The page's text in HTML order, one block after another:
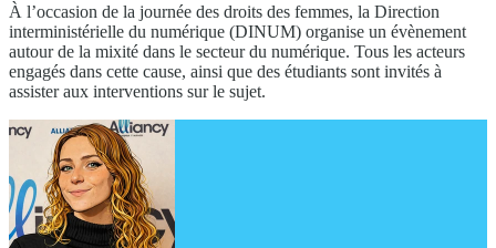
À l’occasion de la journée des droits des femmes, la Direction
interministérielle du numérique (DINUM) organise un évènement
autour de la mixité dans le secteur du numérique. Tous les acteurs
engagés dans cette cause, ainsi que des étudiants sont invités à
assister aux interventions sur le sujet.